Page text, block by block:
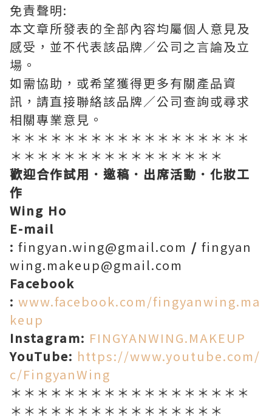
免責聲明:
本文章所發表的全部內容均屬個人意見及
感受，並不代表該品牌／公司之言論及立
場。
如需協助，或希望獲得更多有關產品資
訊，請直接聯絡該品牌／公司查詢或尋求
相關專業意見。
＊＊＊＊＊＊＊＊＊＊＊＊＊＊＊＊＊＊
＊＊＊＊＊＊＊＊＊＊＊＊＊＊＊＊
歡迎合作試用．邀稿．出席活動．化妝工
作
Wing Ho
E-mail
: fingyan.wing@gmail.com / fingyan
wing.makeup@gmail.com
Facebook
: www.facebook.com/fingyanwing.ma
keup
Instagram: FINGYANWING.MAKEUP
YouTube: https://www.youtube.com/
c/FingyanWing
＊＊＊＊＊＊＊＊＊＊＊＊＊＊＊＊＊＊
＊＊＊＊＊＊＊＊＊＊＊＊＊＊＊＊